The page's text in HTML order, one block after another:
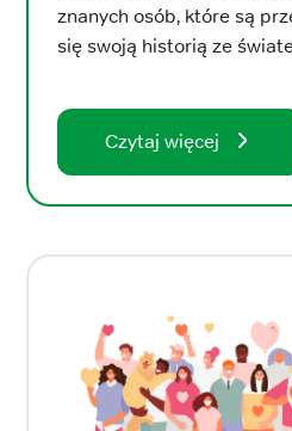
znanych osób, które są
się swoją historią ze
Czytaj więcej